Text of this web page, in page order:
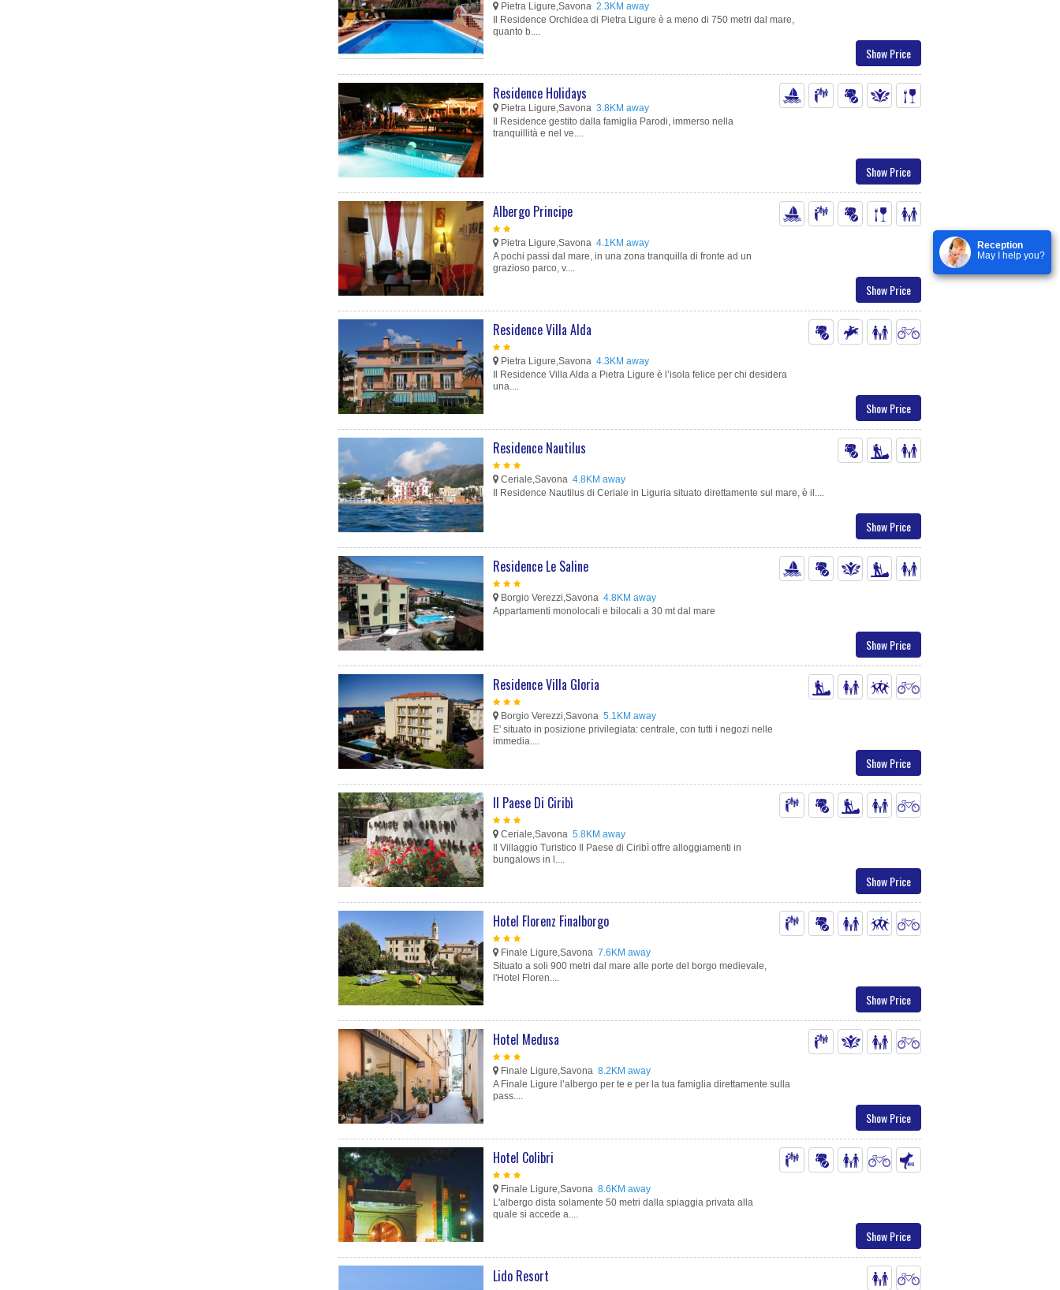
Show Price
Pietra Ligure,Savona 2.3KM away
Il Residence Orchidea di Pietra Ligure è a meno di 750 metri dal mare,
quanto b....
Show Price
Residence Holidays
Pietra Ligure,Savona 3.8KM away
Il Residence gestito dalla famiglia Parodi, immerso nella
tranquillità e nel ve....
Show Price
Albergo Principe
Pietra Ligure,Savona 4.1KM away
A pochi passi dal mare, in una zona tranquilla di fronte ad un
grazioso parco, v....
Show Price
Residence Villa Alda
Pietra Ligure,Savona 4.3KM away
Il Residence Villa Alda a Pietra Ligure è l’isola felice per chi desidera
una....
Show Price
Residence Nautilus
Ceriale,Savona 4.8KM away
Il Residence Nautilus di Ceriale in Liguria situato direttamente sul mare, è il....
Show Price
Residence Le Saline
Borgio Verezzi,Savona 4.8KM away
Appartamenti monolocali e bilocali a 30 mt dal mare
Show Price
Residence Villa Gloria
Borgio Verezzi,Savona 5.1KM away
E' situato in posizione privilegiata: centrale, con tutti i negozi nelle
immedia....
Show Price
Il Paese Di Ciribì
Ceriale,Savona 5.8KM away
Il Villaggio Turistico Il Paese di Ciribì offre alloggiamenti in
bungalows in l....
Show Price
Hotel Florenz Finalborgo
Finale Ligure,Savona 7.6KM away
Situato a soli 900 metri dal mare alle porte del borgo medievale,
l'Hotel Floren....
Show Price
Hotel Medusa
Finale Ligure,Savona 8.2KM away
A Finale Ligure l’albergo per te e per la tua famiglia direttamente sulla
pass....
Show Price
Hotel Colibri
Finale Ligure,Savona 8.6KM away
L'albergo dista solamente 50 metri dalla spiaggia privata alla
quale si accede a....
Lido Resort
Reception
May I help you?